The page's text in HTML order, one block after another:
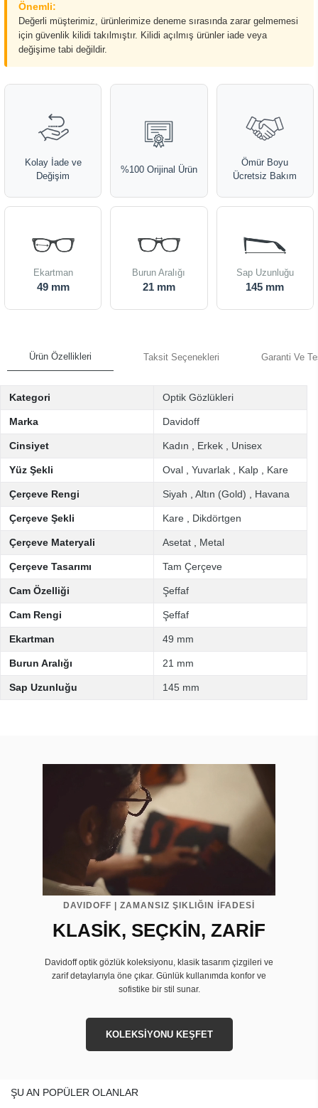
Önemli:
Değerli müşterimiz, ürünlerimize deneme sırasında zarar gelmemesi
için güvenlik kilidi takılmıştır. Kilidi açılmış ürünler iade veya
değişime tabi değildir.
Kolay İade ve
Değişim
%100 Orijinal Ürün
Ömür Boyu
Ücretsiz Bakım
Ekartman
49 mm
Burun Aralığı
21 mm
Sap Uzunluğu
145 mm
Ürün Özellikleri Taksit Seçenekleri Garanti Ve
Kategori Optik Gözlükleri
Marka Davidoff
Cinsiyet Kadın Erkek Unisex
Yüz Şekli Oval Yuvarlak Kalp Kare
Çerçeve Rengi Siyah Altın (Gold) Havana
Çerçeve Şekli Kare Dikdörtgen
Çerçeve Materyali Asetat Metal
Çerçeve Tasarımı Tam Çerçeve
Cam Özelliği Şeffaf
Cam Rengi Şeffaf
Ekartman 49 mm
Burun Aralığı 21 mm
Sap Uzunluğu 145 mm
DAVIDOFF | ZAMANSIZ ŞIKLIĞIN İFADESİ
KLASİK, SEÇKİN, ZARİF
Davidoff optik gözlük koleksiyonu, klasik tasarım çizgileri ve
zarif detaylarıyla öne çıkar. Günlük kullanımda konfor ve
sofistike bir stil sunar.
KOLEKSİYONU KEŞFET
ŞU AN POPÜLER OLANLAR